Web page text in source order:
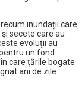
inundații care
secete care au
evoluții au
un fond
care țările bogate
ani de zile.